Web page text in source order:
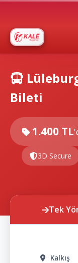
Bileti
1.400 TL
3D Secure
Tek
Kalkış